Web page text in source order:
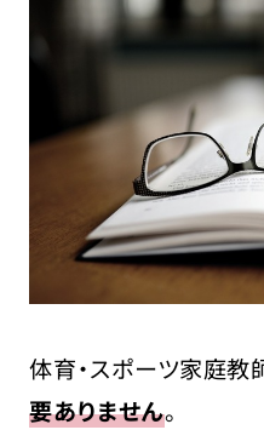
体育・スポーツ家庭
要ありません。